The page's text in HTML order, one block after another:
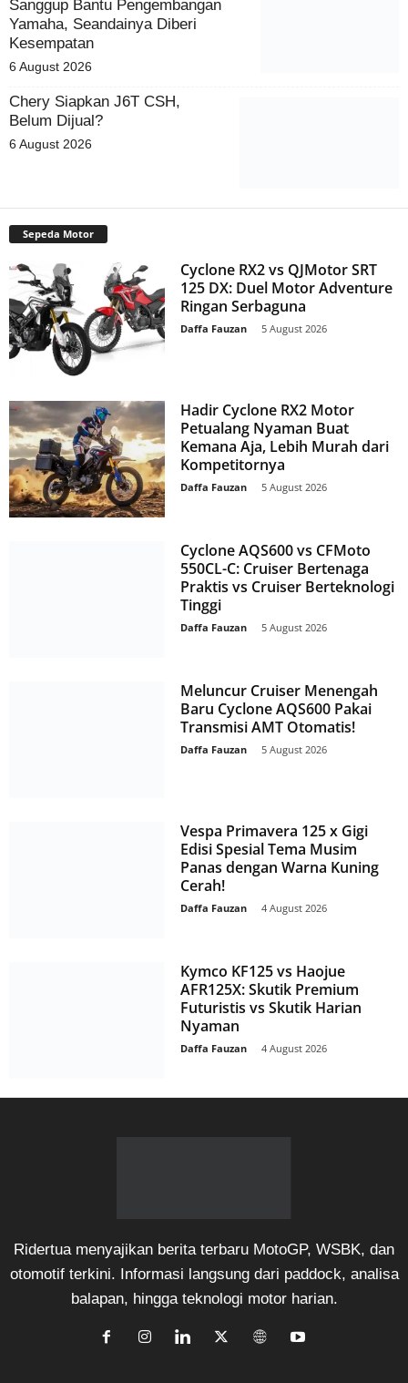
Sanggup Bantu Pengembangan
Yamaha, Seandainya Diberi
Kesempatan
6 August 2026
Chery Siapkan J6T CSH,
Belum Dijual?
6 August 2026
Sepeda Motor
Cyclone RX2 vs QJMotor SRT
125 DX: Duel Motor Adventure
Ringan Serbaguna
Daffa Fauzan 5 August 2026
Hadir Cyclone RX2 Motor
Petualang Nyaman Buat
Kemana Aja, Lebih Murah dari
Kompetitornya
Daffa Fauzan 5 August 2026
Cyclone AQS600 vs CFMoto
550CL-C: Cruiser Bertenaga
Praktis vs Cruiser Berteknologi
Tinggi
Daffa Fauzan 5 August 2026
Meluncur Cruiser Menengah
Baru Cyclone AQS600 Pakai
Transmisi AMT Otomatis!
Daffa Fauzan 5 August 2026
Vespa Primavera 125 x Gigi
Edisi Spesial Tema Musim
Panas dengan Warna Kuning
Cerah!
Daffa Fauzan 4 August 2026
Kymco KF125 vs Haojue
AFR125X: Skutik Premium
Futuristis vs Skutik Harian
Nyaman
Daffa Fauzan 4 August 2026
Ridertua menyajikan berita terbaru MotoGP, WSBK, dan
otomotif terkini. Informasi langsung dari paddock, analisa
balapan, hingga teknologi motor harian.